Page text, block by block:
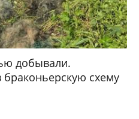
добывали.
схему